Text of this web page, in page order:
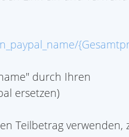
durch Ihren
ersetzen)
Teilbetrag verwenden,